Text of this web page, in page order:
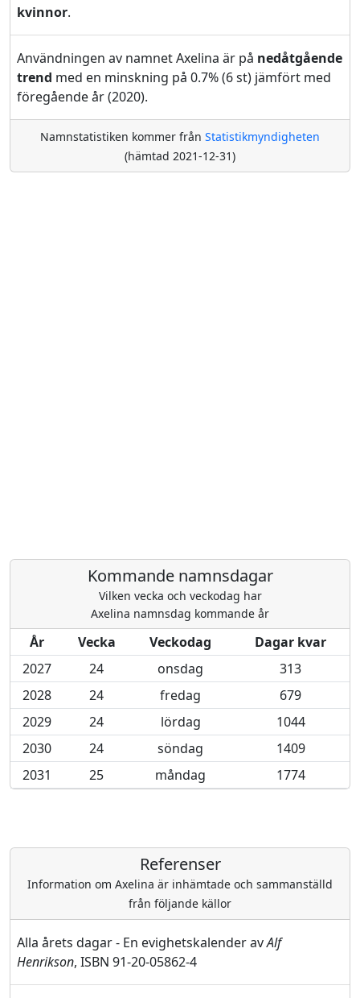
kvinnor.
Användningen av namnet Axelina är på nedåtgående
trend med en minskning på 0.7% (6 st) jämfört med
föregående år (2020).
Namnstatistiken kommer från Statistikmyndigheten
(hämtad 2021-12-31)
Kommande namnsdagar
Vilken vecka och veckodag har
Axelina namnsdag kommande år
År Vecka Veckodag
Dagar kvar
2027
24 onsdag
313
2028
24 fredag
679
2029
24 lördag
1044
2030
24 söndag
1409
2031
25 måndag 1774
Referenser
Information om Axelina är inhämtade och sammanställd
från följande källor
Alla årets dagar - En evighetskalender avAlf
Henrikson, ISBN 91-20-05862-4